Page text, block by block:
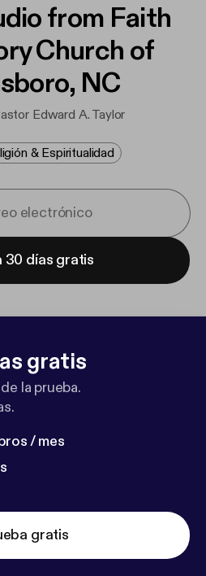
from Faith
Church of
NC
Edward A. Taylor
& Espiritualidad
30 días gratis
gratis
la prueba.
/ mes
gratis